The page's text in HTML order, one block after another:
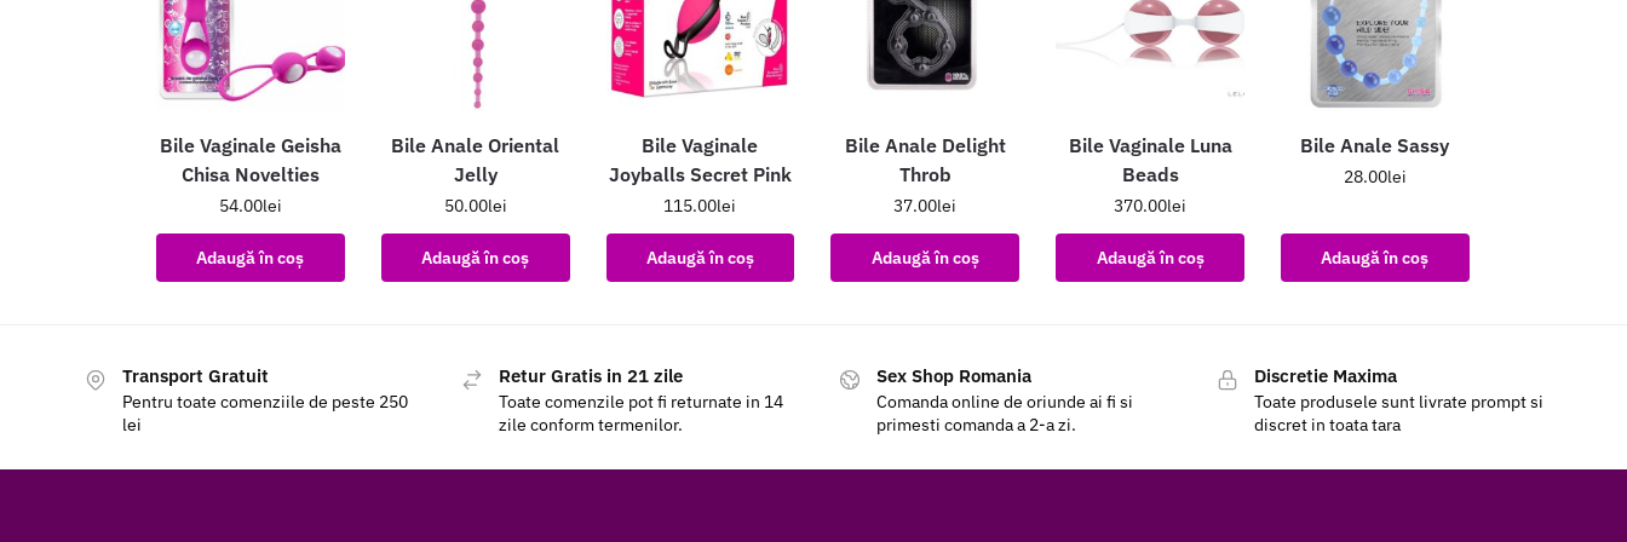
Bile Vaginale Geisha
Chisa Novelties
54.00lei
Adaugă în coș
Bile Anale Oriental
Jelly
50.00lei
Adaugă în coș
Bile Vaginale
Joyballs Secret Pink
115.00lei
Adaugă în coș
Bile Anale Delight
Throb
37.00lei
Adaugă în coș
Bile Vaginale Luna
Beads
370.00lei
Adaugă în coș
Bile Anale Sassy
28.00lei
Adaugă în coș
Transport Gratuit
Pentru toate comenziile de peste 250
lei
Retur Gratis in 21 zile
Toate comenzile pot fi returnate in 14
zile conform termenilor.
Sex Shop Romania
Comanda online de oriunde ai fi si
primesti comanda a 2-a zi.
Discretie Maxima
Toate produsele sunt livrate prompt si
discret in toata tara